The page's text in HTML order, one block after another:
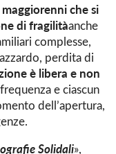
che si
di fragilitàanche
complesse,
perdita di
è libera e non
e ciascun
dell’apertura,
Solidali»,